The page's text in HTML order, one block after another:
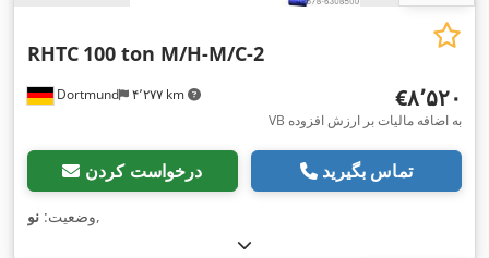
Dortmund ۴٬۲۷۷ km
RHTC 100 ton M/H-M/C-2
‎€۸٬۵۲۰
VB به اضافه مالیات بر ارزش افزوده
درخواست کردن تماس بگیرید
وضعیت: نو ,